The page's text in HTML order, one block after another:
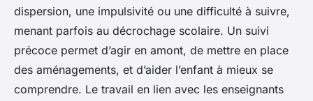
dispersion, une impulsivité ou une difficulté à suivre,
menant parfois au décrochage scolaire. Un suivi
précoce permet d’agir en amont, de mettre en place
des aménagements, et d’aider l’enfant à mieux se
comprendre. Le travail en lien avec les enseignants